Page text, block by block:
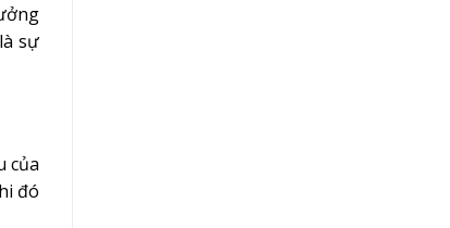
sự
của
đó